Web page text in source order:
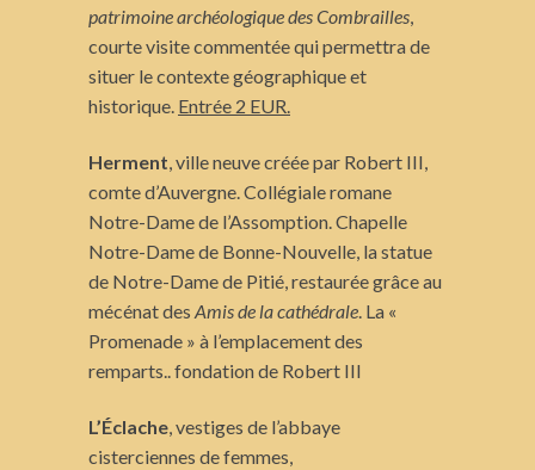
patrimoine archéologique des Combrailles,
courte visite commentée qui permettra de
situer le contexte géographique et
historique. Entrée 2 EUR.
Herment, ville neuve créée par Robert III,
comte d’Auvergne. Collégiale romane
Notre-Dame de l’Assomption. Chapelle
Notre-Dame de Bonne-Nouvelle, la statue
de Notre-Dame de Pitié, restaurée grâce au
mécénat des Amis de la cathédrale. La «
Promenade » à l’emplacement des
remparts.. fondation de Robert III
L’Éclache, vestiges de l’abbaye
cisterciennes de femmes,